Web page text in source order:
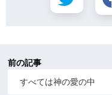
前の記事
すべては神の愛の中